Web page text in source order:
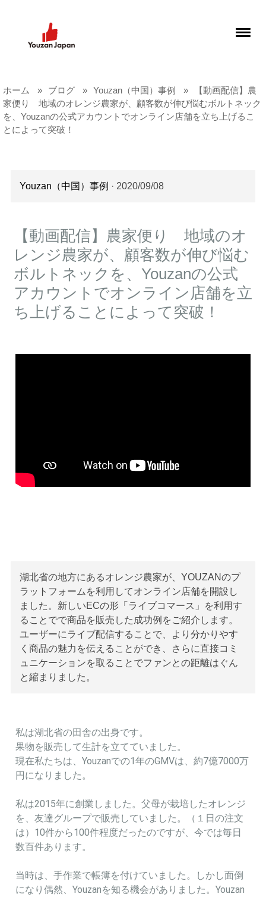
ホーム ブログ Youzan（中国）事例
【動画配信】農
家便り 地域のオレンジ農家が、顧客数が伸び悩むボルトネック
を、Youzanの公式アカウントでオンライン店舗を立ち上げるこ
とによって突破！
Youzan（中国）事例 · 2020/09/08
【動画配信】農家便り 地域のオ
レンジ農家が、顧客数が伸び悩む
ボルトネックを、Youzanの公式
アカウントでオンライン店舗を立
ち上げることによって突破！
湖北省の地方にあるオレンジ農家が、YOUZANのプ
ラットフォームを利用してオンライン店舗を開設し
ました。新しいECの形「ライブコマース」を利用す
ることでで商品を販売した成功例をご紹介します。
ユーザーにライブ配信することで、より分かりやす
く商品の魅力を伝えることができ、さらに直接コミ
ュニケーションを取ることでファンとの距離はぐん
と縮まりました。
私は湖北省の田舎の出身です。
果物を販売して生計を立てていました。
現在私たちは、Youzanでの1年のGMVは、約7億7000万
円になりました。
私は2015年に創業しました。父母が栽培したオレンジ
を、友達グループで販売していました。（１日の注文
は）10件から100件程度だったのですが、今では毎日
数百件あります。
当時は、手作業で帳簿を付けていました。しかし面倒
になり偶然、Youzanを知る機会がありました。Youzan